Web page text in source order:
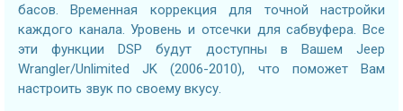
басов. Временная коррекция для точной настройки
каждого канала. Уровень и отсечки для сабвуфера. Все
эти функции DSP будут доступны в Вашем Jeep
Wrangler/Unlimited JK (2006-2010), что поможет Вам
настроить звук по своему вкусу.